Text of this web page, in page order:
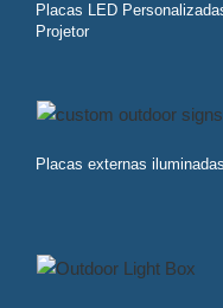
Placas LED
Projetor
Placas externas